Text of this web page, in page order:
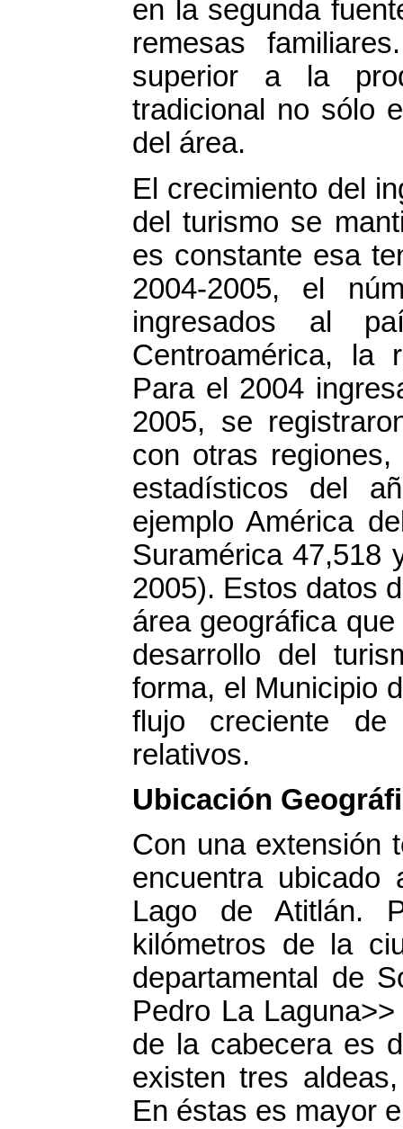
en la segunda
remesas
superior a la
tradicional no sólo
del área.
El crecimiento del
del turismo se
es constante esa
2004-2005, el
ingresados al
Centroamérica, la
Para el 2004
2005, se
con otras
estadísticos del
ejemplo América
Suramérica 47,518
2005). Estos datos
área geográfica
desarrollo del
forma, el Municipio
flujo creciente
relativos.
Ubicación
Con una extensión
encuentra
Lago de Atitlán.
kilómetros de la
departamental de
Pedro La
de la cabecera es
existen tres
En éstas es mayor